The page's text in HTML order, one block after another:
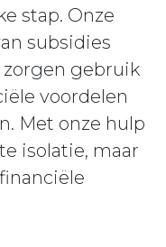
stap. Onze
subsidies
gebruik
voordelen
Met onze hulp
isolatie, maar